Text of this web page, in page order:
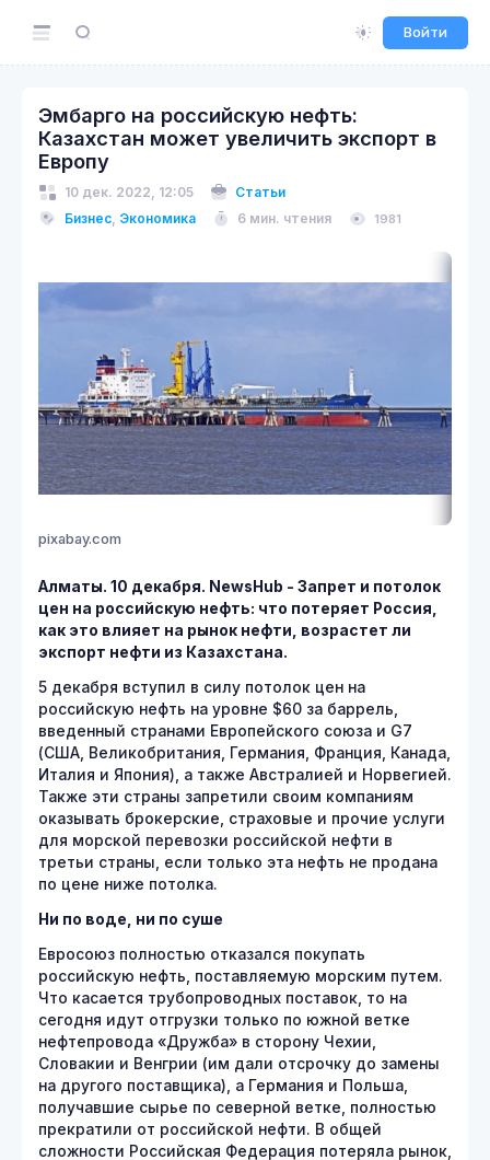
Войти
Эмбарго на российскую нефть:
Казахстан может увеличить экспорт в
Европу
10 дек. 2022, 12:05
Статьи
Бизнес, Экономика 6 мин. чтения 1981
pixabay.com
Алматы. 10 декабря. NewsHub - Запрет и потолок
цен на российскую нефть: что потеряет Россия,
как это влияет на рынок нефти, возрастет ли
экспорт нефти из Казахстана.
5 декабря вступил в силу потолок цен на
российскую нефть на уровне $60 за баррель,
введенный странами Европейского союза и G7
(США, Великобритания, Германия, Франция, Канада,
Италия и Япония), а также Австралией и Норвегией.
Также эти страны запретили своим компаниям
оказывать брокерские, страховые и прочие услуги
для морской перевозки российской нефти в
третьи страны, если только эта нефть не продана
по цене ниже потолка.
Ни по воде, ни по суше
Евросоюз полностью отказался покупать
российскую нефть, поставляемую морским путем.
Что касается трубопроводных поставок, то на
сегодня идут отгрузки только по южной ветке
нефтепровода «Дружба» в сторону Чехии,
Словакии и Венгрии (им дали отсрочку до замены
на другого поставщика), а Германия и Польша,
получавшие сырье по северной ветке, полностью
прекратили от российской нефти. В общей
сложности Российская Федерация потеряла рынок,